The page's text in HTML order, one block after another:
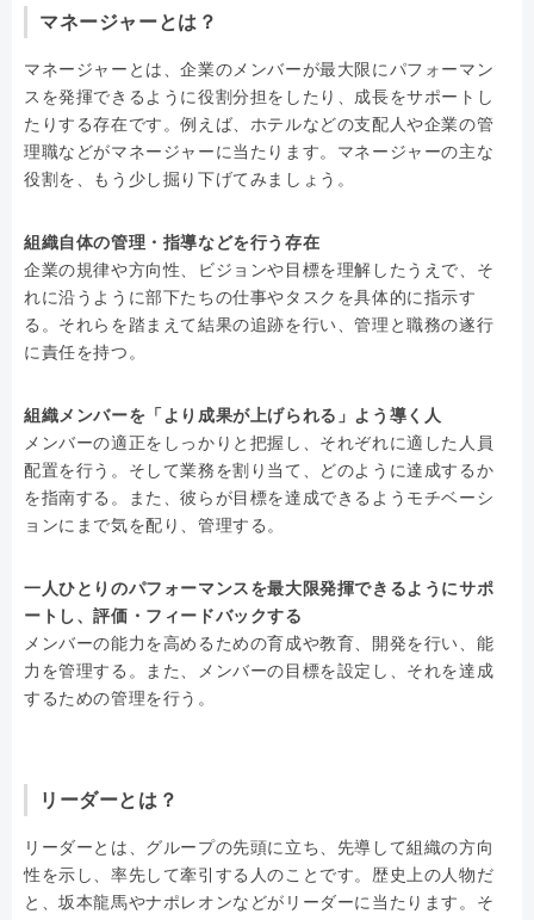
マネージャーとは？
マネージャーとは、企業のメンバーが最大限にパフォーマン
スを発揮できるように役割分担をしたり、成長をサポートし
たりする存在です。例えば、ホテルなどの支配人や企業の管
理職などがマネージャーに当たります。マネージャーの主な
役割を、もう少し掘り下げてみましょう。
組織自体の管理・指導などを行う存在
企業の規律や方向性、ビジョンや目標を理解したうえで、そ
れに沿うように部下たちの仕事やタスクを具体的に指示す
る。それらを踏まえて結果の追跡を行い、管理と職務の遂行
に責任を持つ。
組織メンバーを「より成果が上げられる」よう導く人
メンバーの適正をしっかりと把握し、それぞれに適した人員
配置を行う。そして業務を割り当て、どのように達成するか
を指南する。また、彼らが目標を達成できるようモチベーシ
ョンにまで気を配り、管理する。
一人ひとりのパフォーマンスを最大限発揮できるようにサポ
ートし、評価・フィードバックする
メンバーの能力を高めるための育成や教育、開発を行い、能
力を管理する。また、メンバーの目標を設定し、それを達成
するための管理を行う。
リーダーとは？
リーダーとは、グループの先頭に立ち、先導して組織の方向
性を示し、率先して牽引する人のことです。歴史上の人物だ
と、坂本龍馬やナポレオンなどがリーダーに当たります。そ